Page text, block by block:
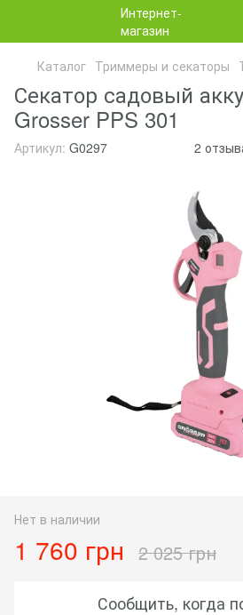
Каталог Триммеры и секаторы
Секатор садовый
Grosser PPS 301
Артикул: G0297 2
Нет в наличии
1 760 грн 2 025 грн
Сообщить, когда